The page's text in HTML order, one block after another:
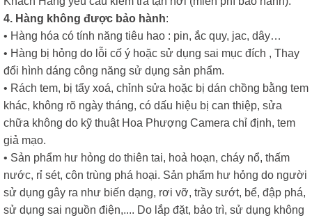
4. Hàng không được bảo hành:
• Hàng hóa có tính năng tiêu hao : pin, ắc quy, jac, dây…
• Hàng bị hỏng do lỗi cố ý hoặc sử dụng sai mục đích , Thay
đổi hình dáng công năng sử dụng sản phẩm.
• Rách tem, bị tẩy xoá, chỉnh sửa hoặc bị dán chồng bằng tem
khác, không rõ ngày tháng, có dấu hiệu bị can thiệp, sửa
chữa không do kỹ thuật Hoa Phượng Camera chỉ định, tem
giả mạo.
• Sản phẩm hư hỏng do thiên tai, hoả hoạn, cháy nổ, thấm
nước, rỉ sét, côn trùng phá hoại. Sản phẩm hư hỏng do người
sử dụng gây ra như biến dạng, rơi vỡ, trầy sướt, bể, đập phá,
sử dụng sai nguồn điện,.... Do lắp đặt, bảo trì, sử dụng không